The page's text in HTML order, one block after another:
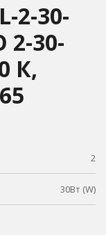
2-30-
30-
К,
2
30Вт (W)